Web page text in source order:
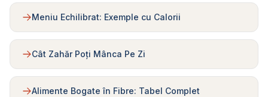
Meniu Echilibrat: Exemple cu Calorii
Cât Zahăr Poți Mânca Pe Zi
Alimente Bogate în Fibre: Tabel Complet